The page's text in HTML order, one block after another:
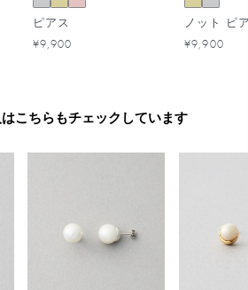
ピアス
¥9,900
ノット ピ
¥9,900
こちらもチェックしています